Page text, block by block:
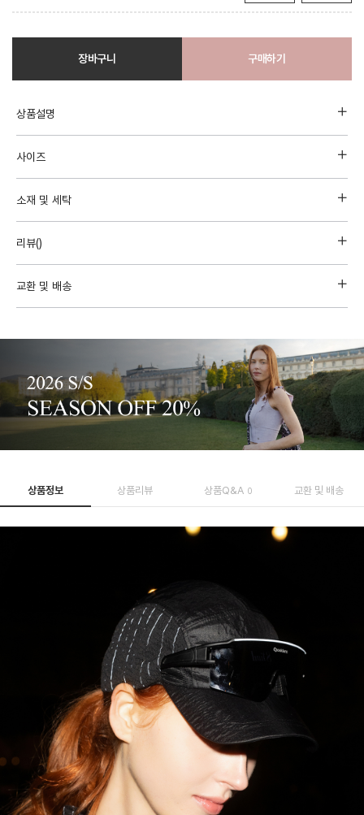
장바구니 구매하기
상품설명
사이즈
소재 및 세탁
리뷰()
교환 및 배송
상품정보 상품리뷰 상품Q&A 0 교환 및 배송